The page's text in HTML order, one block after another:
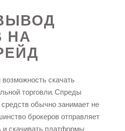
НА
скачать
торговли. Спреды
обычно занимает не
брокеров отправляет